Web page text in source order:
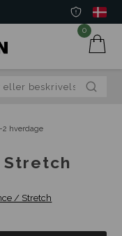
0
2 hverdage
/ Stretch